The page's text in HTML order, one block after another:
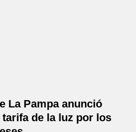
La Pampa anunció
de la luz por los